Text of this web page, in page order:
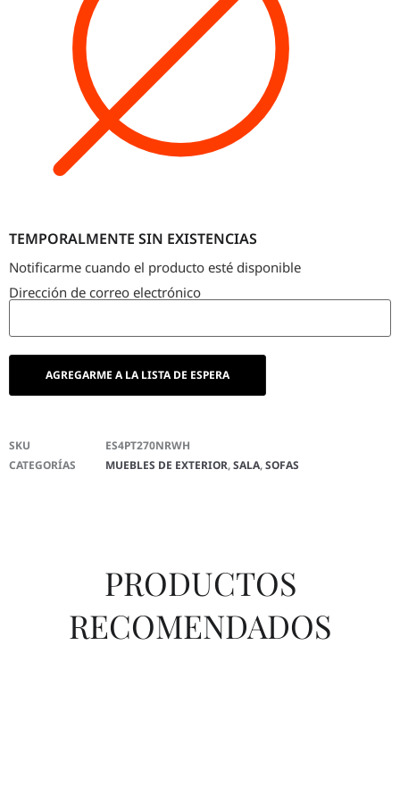
TEMPORALMENTE SIN EXISTENCIAS
Notificarme cuando el producto esté disponible
Dirección de correo electrónico
SKU
ES4PT270NRWH
CATEGORÍAS
MUEBLES DE EXTERIOR,SALA,SOFAS
PRODUCTOS
RECOMENDADOS